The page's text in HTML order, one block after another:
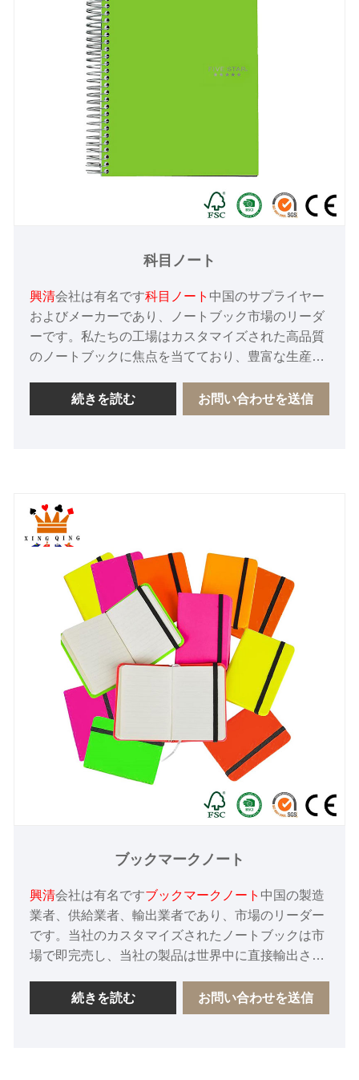
科目ノート
興清会社は有名です科目ノート 中国のサプライヤー
およびメーカーであり、ノートブック市場のリーダ
ーです。私たちの工場はカスタマイズされた高品質
のノートブックに焦点を当てており、豊富な生産と
専門的なサービスとアフターセールスを備えていま
す。高品質で安価なノートブックをカスタマイズす
続きを読む お問い合わせを送信
ブックマークノート
興清会社は有名ですブックマークノート 中国の製造
業者、供給業者、輸出業者であり、市場のリーダー
です。当社のカスタマイズされたノートブックは市
場で即完売し、当社の製品は世界中に直接輸出され
す。中国における長期的なパートナーとなることを
心より楽しみにしています。
続きを読む お問い合わせを送信